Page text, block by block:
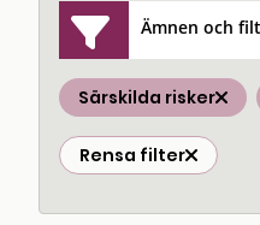
Ämnen och
Särskilda risker
Rensa filter